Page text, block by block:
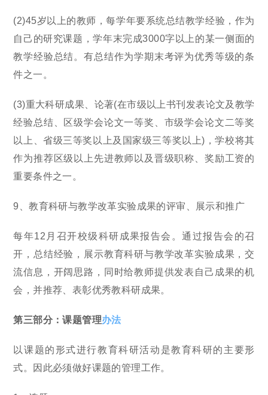
(2)45岁以上的教师，每学年要系统总结教学经验，作为
自己的研究课题，学年末完成3000字以上的某一侧面的
教学经验总结。有总结作为学期末考评为优秀等级的条
件之一。
(3)重大科研成果、论著(在市级以上书刊发表论文及教学
经验总结、区级学会论文一等奖、市级学会论文二等奖
以上、省级三等奖以上及国家级三等奖以上)，学校将其
作为推荐区级以上先进教师以及晋级职称、奖励工资的
重要条件之一。
9、教育科研与教学改革实验成果的评审、展示和推广
每年12月召开校级科研成果报告会。通过报告会的召
开，总结经验，展示教育科研与教学改革实验成果，交
流信息，开阔思路，同时给教师提供发表自己成果的机
会，并推荐、表彰优秀教科研成果。
第三部分：课题管理办法
以课题的形式进行教育科研活动是教育科研的主要形
式。因此必须做好课题的管理工作。